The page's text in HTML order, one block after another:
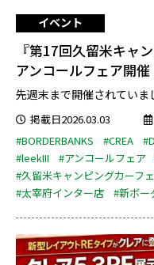
イベント
『第17回久留米キャ
アンコールフェア開催
先週末まで開催されていま
掲載日2026.03.03
#BORDERBANKS
#CREA
#leekIII
#アンコールフェア
#久留米キャンピングカーフ
#太宰府インター店
#新ボー